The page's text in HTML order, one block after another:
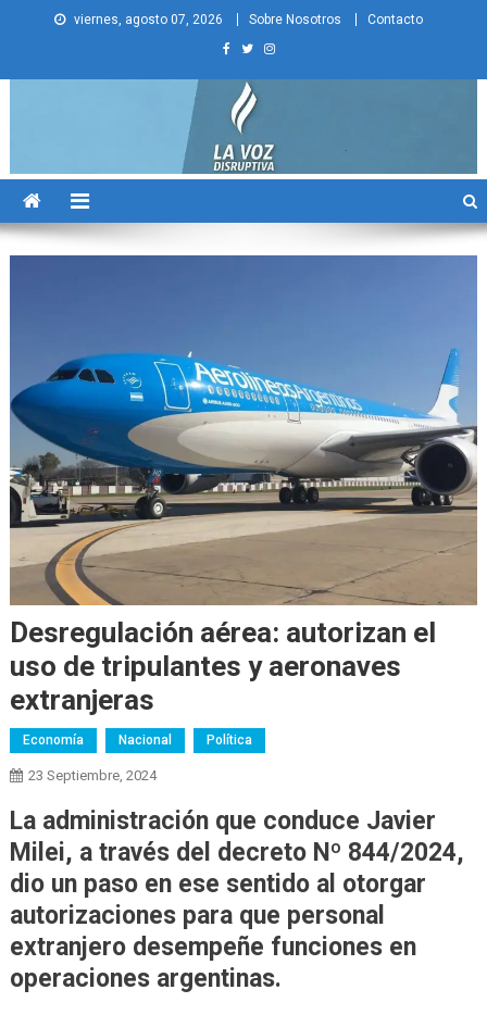
viernes, agosto 07, 2026 Sobre Nosotros Contacto
La Voz Disruptiva
Desregulación aérea: autorizan el
uso de tripulantes y aeronaves
extranjeras
Economía Nacional Política
23 Septiembre, 2024
La administración que conduce Javier
Milei, a través del decreto Nº 844/2024,
dio un paso en ese sentido al otorgar
autorizaciones para que personal
extranjero desempeñe funciones en
operaciones argentinas.